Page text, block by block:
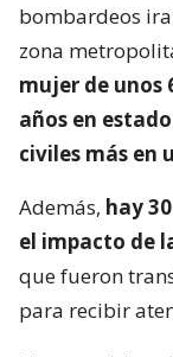
bombardeos
zona
mujer de unos
años en
civiles más en
Además, hay
el impacto de
que fueron
para recibir